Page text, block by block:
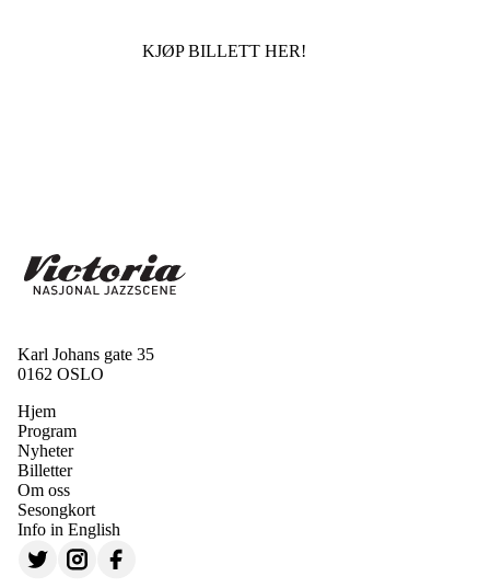
KJØP BILLETT HER!
Karl Johans gate 35
0162 OSLO
Hjem
Program
Nyheter
Billetter
Om oss
Sesongkort
Info in English